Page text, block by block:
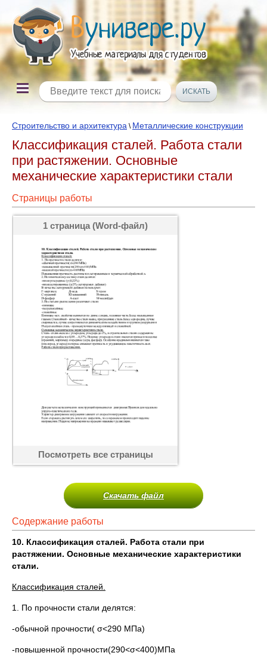
Строительство и архитектура \ Металлические конструкции
Классификация сталей. Работа стали
при растяжении. Основные
механические характеристики стали
Страницы работы
1 страница (Word-файл)
Посмотреть все страницы
Скачать файл
Содержание работы
10. Классификация сталей. Работа стали при
растяжении. Основные механические характеристики
стали.
Классификация сталей.
1. По прочности стали делятся:
-обычной прочности( σ<290 МПа)
-повышенной прочности(290<σ<400)МПа